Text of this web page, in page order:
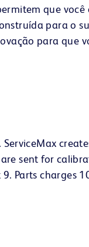
que
para o
para que
sent for
Parts charges